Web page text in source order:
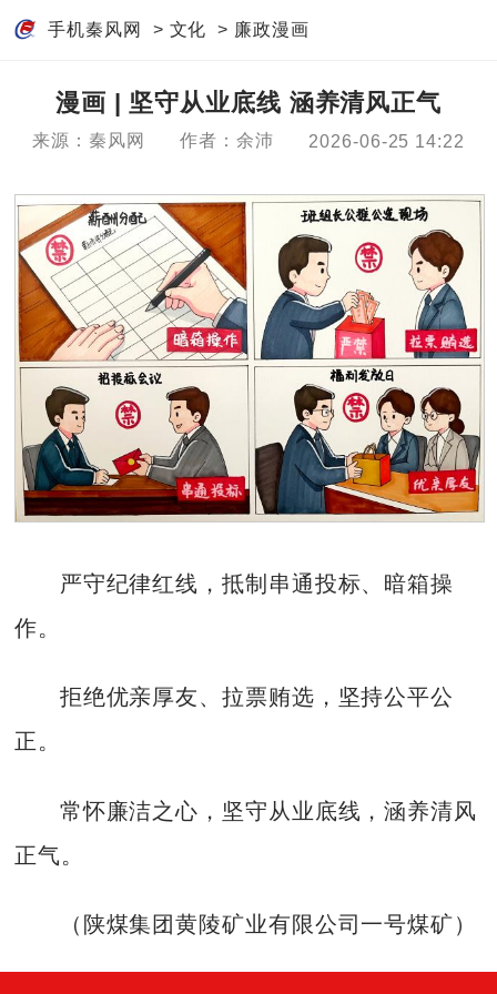
手机秦风网 > 文化 > 廉政漫画
漫画 | 坚守从业底线 涵养清风正气
来源：秦风网 作者：余沛 2026-06-25 14:22
严守纪律红线，抵制串通投标、暗箱操
作。
拒绝优亲厚友、拉票贿选，坚持公平公
正。
常怀廉洁之心，坚守从业底线，涵养清风
正气。
（陕煤集团黄陵矿业有限公司一号煤矿）